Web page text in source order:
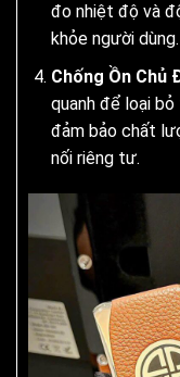
đo nhiệt độ và
khỏe người dùng.
Chống Ồn Chủ
quanh để loại
đảm bảo chất
nối riêng tư.